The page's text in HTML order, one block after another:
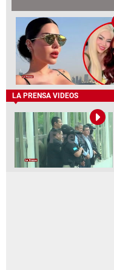
LA PRENSA VIDEOS